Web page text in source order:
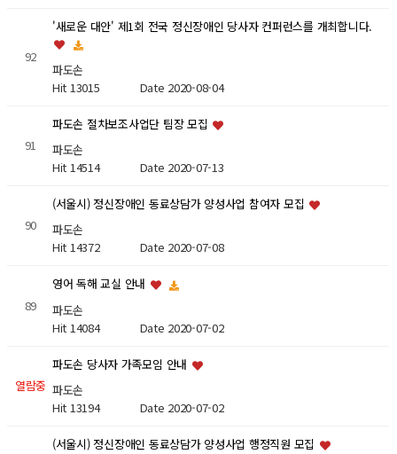
92
'새로운 대안' 제1회 전국 정신장애인 당사자 컨퍼런스를 개최합니다.
파도손
Hit 13015 Date 2020-08-04
91
파도손 절차보조사업단 팀장 모집
파도손
Hit 14514 Date 2020-07-13
90
(서울시) 정신장애인 동료상담가 양성사업 참여자 모집
파도손
Hit 14372 Date 2020-07-08
89
영어 독해 교실 안내
파도손
Hit 14084 Date 2020-07-02
열람중
파도손 당사자 가족모임 안내
파도손
Hit 13194 Date 2020-07-02
(서울시) 정신장애인 동료상담가 양성사업 행정직원 모집